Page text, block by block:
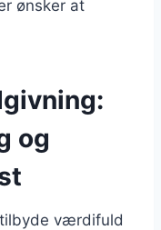
ønsker at
og
værdifuld